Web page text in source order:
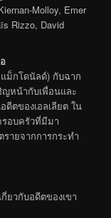
Molloy, Emer
Rizzo, David
แม็กโดนัลด์) กับฉาก
ญหน้ากับเพื่อนและ
ตของเอลเลียต ใน
รอบครัวที่มีมา
ายจากการกระทำ
ยวกับอดีตของเขา